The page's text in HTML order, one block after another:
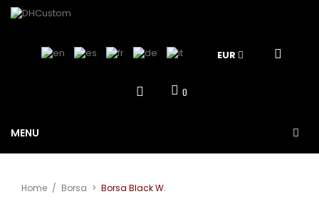
EUR
0
MENU
Home / Borsa > Borsa Black W.